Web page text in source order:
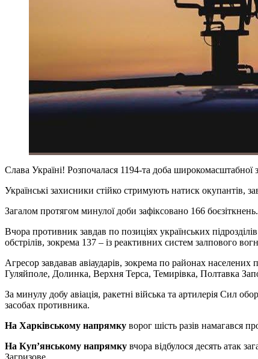
Слава Україні! Розпочалася 1194-та доба широкомасштабної
Українські захисники стійко стримують натиск окупантів,
Загалом протягом минулої доби зафіксовано 166 боєзіткнень.
Вчора противник завдав по позиціях українських
обстрілів, зокрема 137 – із реактивних систем залпового
Агресор завдавав авіаударів, зокрема по районах
Гуляйполе, Долинка, Верхня Терса, Темирівка, Полтавка
За минулу добу авіація, ракетні війська та артилерія Сил
засобах противника.
На Харківському напрямку ворог шість разів намагався
На Куп’янському напрямку вчора відбулося десять атак
Загризове.